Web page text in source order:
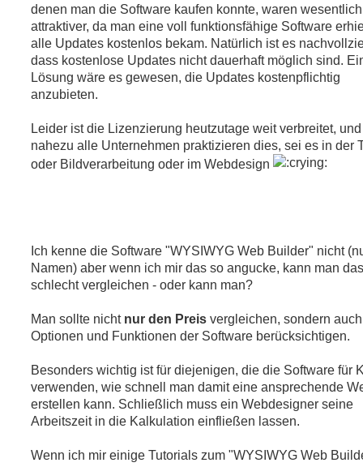
denen man die Software kaufen konnte, waren wesentlich
attraktiver, da man eine voll funktionsfähige Software
alle Updates kostenlos bekam. Natürlich ist es
dass kostenlose Updates nicht dauerhaft möglich sind.
Lösung wäre es gewesen, die Updates kostenpflichtig
anzubieten.
Leider ist die Lizenzierung heutzutage weit verbreitet, und
nahezu alle Unternehmen praktizieren dies, sei es in der
oder Bildverarbeitung oder im Webdesign
Ich kenne die Software "WYSIWYG Web Builder" nicht
Namen) aber wenn ich mir das so angucke, kann man
schlecht vergleichen - oder kann man?
Man sollte nicht nur den Preis vergleichen, sondern
Optionen und Funktionen der Software berücksichtigen.
Besonders wichtig ist für diejenigen, die die Software für
verwenden, wie schnell man damit eine ansprechende
erstellen kann. Schließlich muss ein Webdesigner seine
Arbeitszeit in die Kalkulation einfließen lassen.
Wenn ich mir einige Tutorials zum "WYSIWYG Web